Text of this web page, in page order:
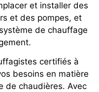
et installer des
et des pompes, et
de chauffage
certifiés à
besoins en matière
de chaudières. Avec